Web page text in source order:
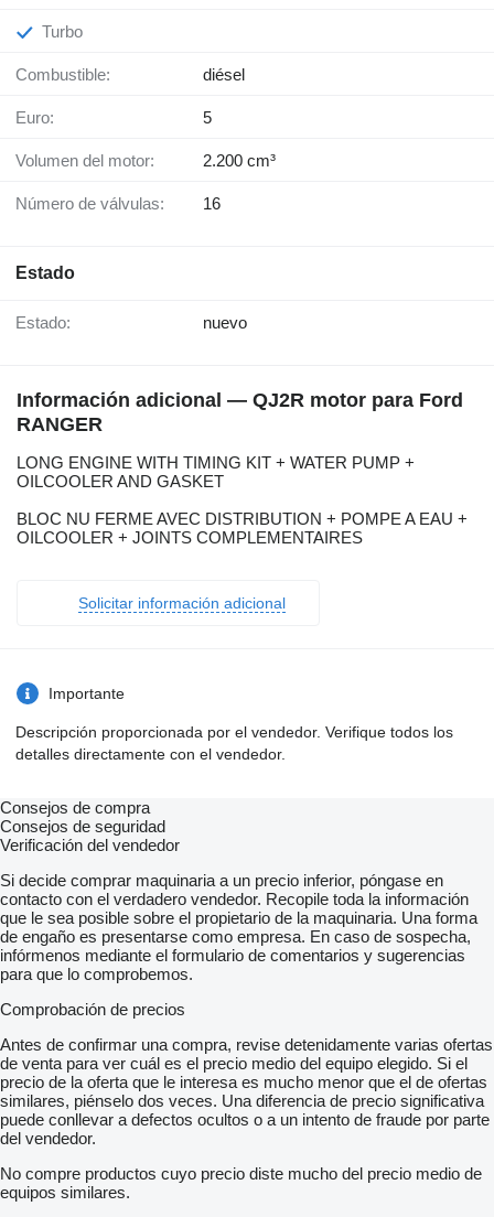
Turbo
Combustible: diésel
Euro: 5
Volumen del motor: 2.200 cm³
Número de válvulas: 16
Estado
Estado: nuevo
Información adicional — QJ2R motor para Ford
RANGER
LONG ENGINE WITH TIMING KIT + WATER PUMP +
OILCOOLER AND GASKET
BLOC NU FERME AVEC DISTRIBUTION + POMPE A EAU +
OILCOOLER + JOINTS COMPLEMENTAIRES
Solicitar información adicional
Importante
Descripción proporcionada por el vendedor. Verifique todos los
detalles directamente con el vendedor.
Consejos de compra
Consejos de seguridad
Verificación del vendedor
Si decide comprar maquinaria a un precio inferior, póngase en
contacto con el verdadero vendedor. Recopile toda la información
que le sea posible sobre el propietario de la maquinaria. Una forma
de engaño es presentarse como empresa. En caso de sospecha,
infórmenos mediante el formulario de comentarios y sugerencias
para que lo comprobemos.
Comprobación de precios
Antes de confirmar una compra, revise detenidamente varias ofertas
de venta para ver cuál es el precio medio del equipo elegido. Si el
precio de la oferta que le interesa es mucho menor que el de ofertas
similares, piénselo dos veces. Una diferencia de precio significativa
puede conllevar a defectos ocultos o a un intento de fraude por parte
del vendedor.
No compre productos cuyo precio diste mucho del precio medio de
equipos similares.